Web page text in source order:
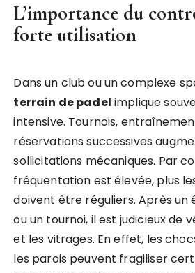
L’importance du
forte utilisation
Dans un club ou un complexe
terrain de padel implique
intensive. Tournois,
réservations successives
sollicitations mécaniques. Par
fréquentation est élevée, plus
doivent être réguliers. Après un
ou un tournoi, il est judicieux de
et les vitrages. En effet, les
les parois peuvent fragiliser